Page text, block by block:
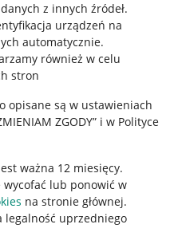
z innych źródeł.
urządzeń na
automatycznie.
również w celu
stron
opisane są w ustawieniach
ZGODY” i w Polityce
ważna 12 miesięcy.
wycofać lub ponowić w
na stronie głównej.
legalność uprzedniego